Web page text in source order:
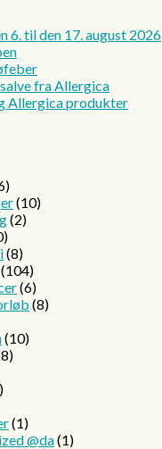
6. til den 17. august 2026
fra Allergica
Allergica produkter
(10)
(2)
(8)
(104)
(6)
(8)
(10)
(1)
@da(1)